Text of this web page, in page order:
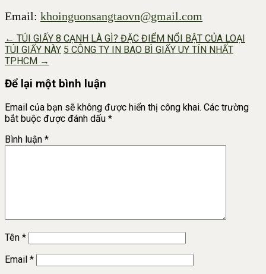
Email: khoinguonsangtaovn@gmail.com
Post
navigation
← TÚI GIẤY 8 CẠNH LÀ GÌ? ĐẶC ĐIỂM NỔI BẬT CỦA LOẠI
TÚI GIẤY NÀY 5 CÔNG TY IN BAO BÌ GIẤY UY TÍN NHẤT
TPHCM →
Để lại một bình luận
Email của bạn sẽ không được hiển thị công khai. Các trường
bắt buộc được đánh dấu *
Bình luận *
Tên *
Email *